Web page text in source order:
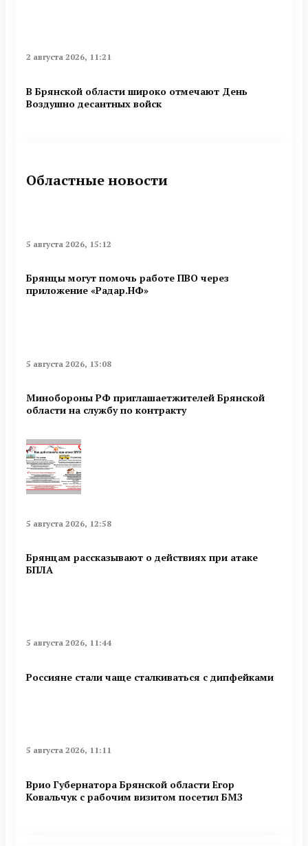
2 августа 2026, 11:21
В Брянской области широко отмечают День
Воздушно десантных войск
Областные новости
5 августа 2026, 15:12
Брянцы могут помочь работе ПВО через
приложение «Радар.НФ»
5 августа 2026, 13:08
Минобoроны РФ приглaшaетжитeлeй Брянской
области на службу по контракту
5 августа 2026, 12:58
Брянцам рассказывают о действиях при атаке
БПЛА
5 августа 2026, 11:44
Россияне стали чаще сталкиваться с дипфейками
5 августа 2026, 11:11
Врио Губернатора Брянской области Егор
Ковальчук с рабочим визитом посетил БМЗ